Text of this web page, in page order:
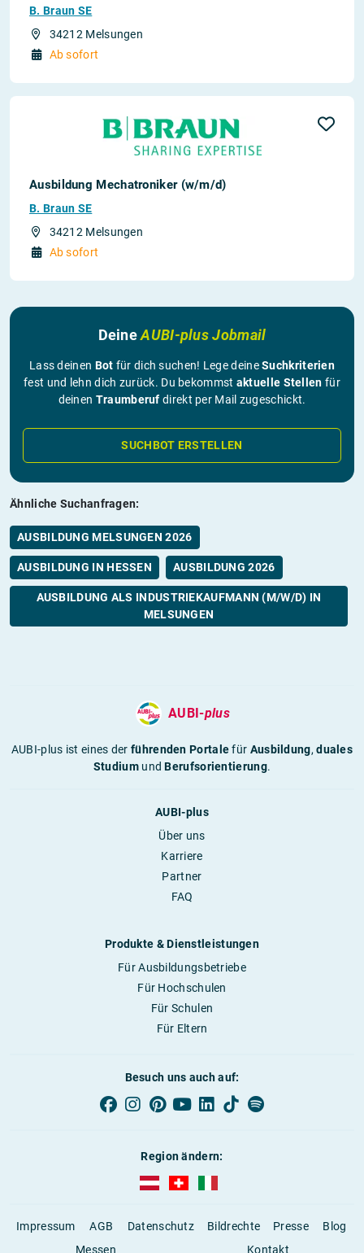
B. Braun SE
34212 Melsungen
Ab sofort
Ausbildung Mechatroniker (w/m/d)
B. Braun SE
34212 Melsungen
Ab sofort
DeineAUBI-plus Jobmail
Lass deinen Bot für dich suchen! Lege deineSuchkriterien
fest und lehn dich zurück. Du bekommst aktuelle Stellen für
deinen Traumberuf direkt per Mail zugeschickt.
SUCHBOT ERSTELLEN
Ähnliche Suchanfragen:
AUSBILDUNG MELSUNGEN 2026
AUSBILDUNG IN HESSEN AUSBILDUNG 2026
AUSBILDUNG ALS INDUSTRIEKAUFMANN (M/W/D) IN
MELSUNGEN
AUBI-plus
AUBI-plus ist eines derführenden Portalefür Ausbildung,duales
StudiumundBerufsorientierung.
AUBI-plus
Über uns
Karriere
Partner
FAQ
Produkte & Dienstleistungen
Für Ausbildungsbetriebe
Für Hochschulen
Für Schulen
Für Eltern
Besuch uns auch auf:
Region ändern:
AUBI-plus Österreich (deutsch)
AUBI-plus Schweiz (deutsch)
AUBI-plus Italien (deutsch)
Impressum AGB Datenschutz Bildrechte Presse
Blog
Messen
Kontakt